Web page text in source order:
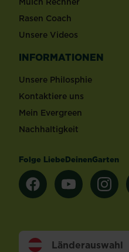
Rasen Coach
Unsere Videos
INFORMATIONEN
Unsere Philosphie
Kontaktiere uns
Mein Evergreen
Nachhaltigkeit
Folge LiebeDeinenGarten
Länderauswahl